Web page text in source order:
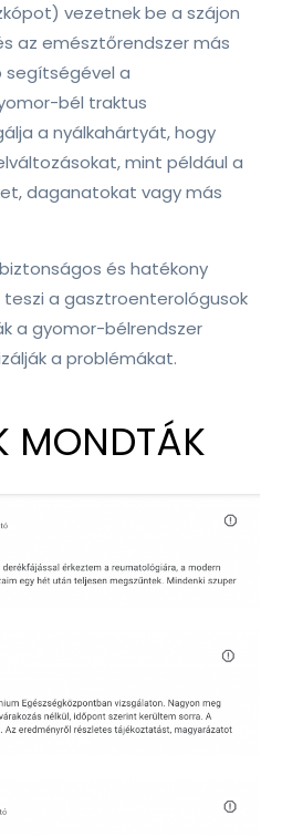
vezetnek be a szájon
az emésztőrendszer más
segítségével a
bél traktus
a nyálkahártyát, hogy
mint például a
daganatokat vagy más
és hatékony
a gasztroenterológusok
a gyomor-bélrendszer
a problémákat.
MONDTÁK